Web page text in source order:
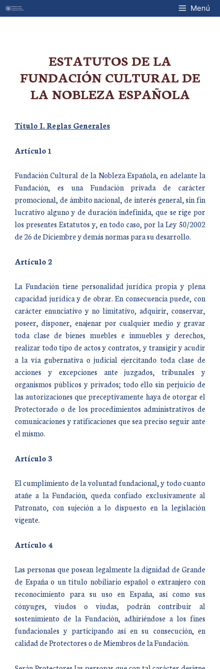
Saltar
al
Menú
ESTATUTOS DE LA
FUNDACIÓN CULTURAL DE
LA NOBLEZA ESPAÑOLA
Título I. Reglas Generales
Artículo 1
Fundación Cultural de la Nobleza Española, en adelante la
Fundación, es una Fundación privada de carácter
promocional, de ámbito nacional, de interés general, sin fin
lucrativo alguno y de duración indefinida, que se rige por
los presentes Estatutos y, en todo caso, por la Ley 50/2002
de 26 de Diciembre y demás normas para su desarrollo.
Artículo 2
La Fundación tiene personalidad jurídica propia y plena
capacidad jurídica y de obrar. En consecuencia puede, con
carácter enunciativo y no limitativo, adquirir, conservar,
poseer, disponer, enajenar por cualquier medio y gravar
toda clase de bienes muebles e inmuebles y derechos,
realizar todo tipo de actos y contratos, y transigir y acudir
a la vía gubernativa o judicial ejercitando toda clase de
acciones y excepciones ante juzgados, tribunales y
organismos públicos y privados; todo ello sin perjuicio de
las autorizaciones que preceptivamente haya de otorgar el
Protectorado o de los procedimientos administrativos de
comunicaciones y ratificaciones que sea preciso seguir ante
el mismo.
Artículo 3
El cumplimiento de la voluntad fundacional, y todo cuanto
atañe a la Fundación, queda confiado exclusivamente al
Patronato, con sujeción a lo dispuesto en la legislación
vigente.
Artículo 4
Las personas que posean legalmente la dignidad de Grande
de España o un título nobiliario español o extranjero con
reconocimiento para su uso en España, así como sus
cónyuges, viudos o viudas, podrán contribuir al
sostenimiento de la Fundación, adhiriéndose a los fines
fundacionales y participando así en su consecución, en
calidad de Protectores o de Miembros de la Fundación.